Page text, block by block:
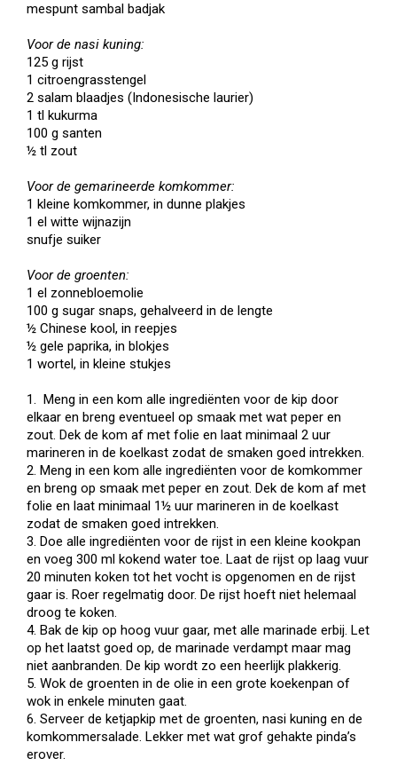
mespunt sambal badjak
Voor de nasi kuning:
125 g rijst
1 citroengrasstengel
2 salam blaadjes (Indonesische laurier)
1 tl kukurma
100 g santen
½ tl zout
Voor de gemarineerde komkommer:
1 kleine komkommer, in dunne plakjes
1 el witte wijnazijn
snufje suiker
Voor de groenten:
1 el zonnebloemolie
100 g sugar snaps, gehalveerd in de lengte
½ Chinese kool, in reepjes
½ gele paprika, in blokjes
1 wortel, in kleine stukjes
1. Meng in een kom alle ingrediënten voor de kip door
elkaar en breng eventueel op smaak met wat peper en
zout. Dek de kom af met folie en laat minimaal 2 uur
marineren in de koelkast zodat de smaken goed intrekken.
2. Meng in een kom alle ingrediënten voor de komkommer
en breng op smaak met peper en zout. Dek de kom af met
folie en laat minimaal 1½ uur marineren in de koelkast
zodat de smaken goed intrekken.
3. Doe alle ingrediënten voor de rijst in een kleine kookpan
en voeg 300 ml kokend water toe. Laat de rijst op laag vuur
20 minuten koken tot het vocht is opgenomen en de rijst
gaar is. Roer regelmatig door. De rijst hoeft niet helemaal
droog te koken.
4. Bak de kip op hoog vuur gaar, met alle marinade erbij. Let
op het laatst goed op, de marinade verdampt maar mag
niet aanbranden. De kip wordt zo een heerlijk plakkerig.
5. Wok de groenten in de olie in een grote koekenpan of
wok in enkele minuten gaat.
6. Serveer de ketjapkip met de groenten, nasi kuning en de
komkommersalade. Lekker met wat grof gehakte pinda’s
erover.